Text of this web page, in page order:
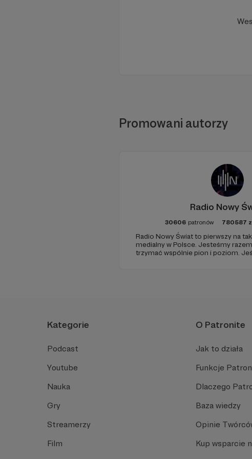
Promowani autorzy
Radio Nowy
30606 patronów 780587
Radio Nowy Świat to pierwszy na
medialny w Polsce. Jesteśmy
trzymać wspólnie pion i poziom.
Kategorie
Podcast
Youtube
Nauka
Gry
Streamerzy
Film
O Patronite
Jak to działa
Funkcje
Dlaczego
Baza wiedzy
Opinie
Kup wsparcie